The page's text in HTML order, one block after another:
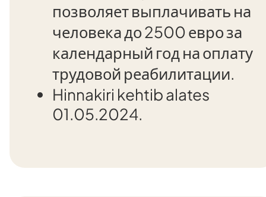
позволяет выплачивать на
человека до 2500 евро за
календарный год на оплату
трудовой реабилитации.
Hinnakiri kehtib alates
01.05.2024.